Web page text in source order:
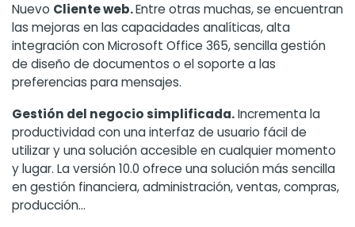
Nuevo Cliente web.Entre otras muchas, se encuentran
las mejoras en las capacidades analíticas, alta
integración con Microsoft Office 365, sencilla gestión
de diseño de documentos o el soporte a las
preferencias para mensajes.
Gestión del negocio simplificada.Incrementa la
productividad con una interfaz de usuario fácil de
utilizar y una solución accesible en cualquier momento
y lugar. La versión 10.0 ofrece una solución más sencilla
en gestión financiera, administración, ventas, compras,
producción…